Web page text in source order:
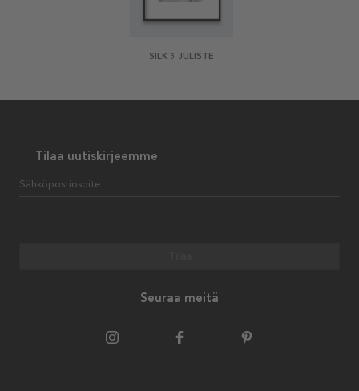
SILK 3 JULISTE
Tilaa uutiskirjeemme
Sähköpostiosoite
Seuraa meitä